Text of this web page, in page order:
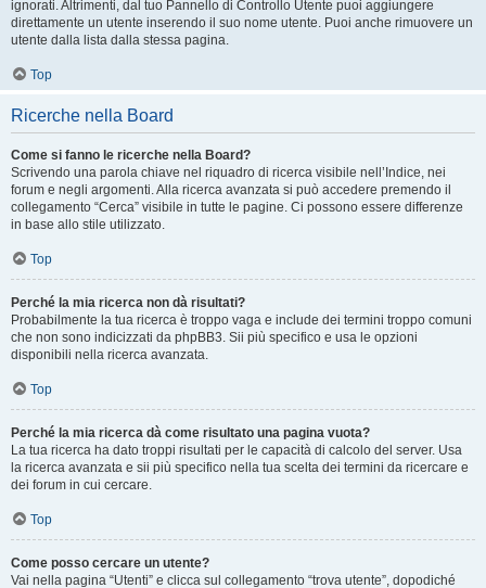
ignorati. Altrimenti, dal tuo Pannello di Controllo Utente puoi aggiungere
direttamente un utente inserendo il suo nome utente. Puoi anche rimuovere un
utente dalla lista dalla stessa pagina.
Top
Ricerche nella Board
Come si fanno le ricerche nella Board?
Scrivendo una parola chiave nel riquadro di ricerca visibile nell’Indice, nei
forum e negli argomenti. Alla ricerca avanzata si può accedere premendo il
collegamento “Cerca” visibile in tutte le pagine. Ci possono essere differenze
in base allo stile utilizzato.
Top
Perché la mia ricerca non dà risultati?
Probabilmente la tua ricerca è troppo vaga e include dei termini troppo comuni
che non sono indicizzati da phpBB3. Sii più specifico e usa le opzioni
disponibili nella ricerca avanzata.
Top
Perché la mia ricerca dà come risultato una pagina vuota?
La tua ricerca ha dato troppi risultati per le capacità di calcolo del server. Usa
la ricerca avanzata e sii più specifico nella tua scelta dei termini da ricercare e
dei forum in cui cercare.
Top
Come posso cercare un utente?
Vai nella pagina “Utenti” e clicca sul collegamento “trova utente”, dopodiché